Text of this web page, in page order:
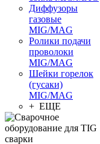
Диффузоры
газовые
MIG/MAG
Ролики подачи
проволоки
MIG/MAG
Шейки горелок
(гусаки)
MIG/MAG
+ ЕЩЕ